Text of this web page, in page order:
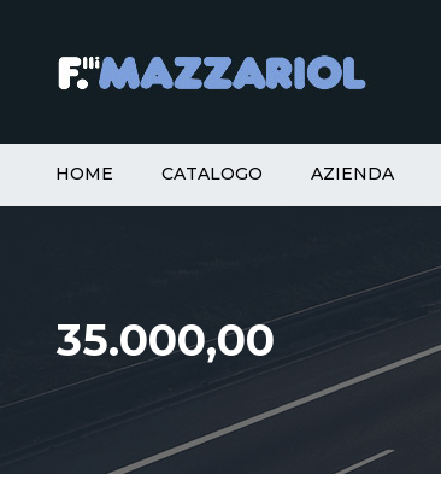
HOME CATALOGO AZIENDA
35.000,00